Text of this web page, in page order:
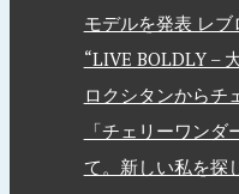
モデルを発表 レ
“LIVE BOLDLY –
ロクシタンからチ
「チェリーワン
て。新しい私を探